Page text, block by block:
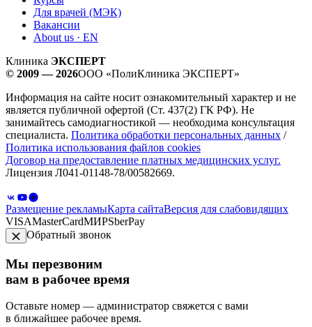
Для врачей (МЭК)
Вакансии
About us · EN
Клиника ЭКСПЕРТ
© 2009 — 2026ООО «ПолиКлиника ЭКСПЕРТ»
Информация на сайте носит ознакомительный характер и не
является публичной офертой (Ст. 437(2) ГК РФ). Не
занимайтесь самодиагностикой — необходима консультация
специалиста. Политика обработки персональных данных /
Политика использования файлов cookies
Договор на предоставление платных медицинских услуг.
Лицензия Л041-01148-78/00582669.
Размещение рекламыКарта сайтаВерсия для слабовидящих
VISAMasterCardМИРSberPay
Обратный звонок
Мы перезвоним
вам в рабочее время
Оставьте номер — администратор свяжется с вами
в ближайшее рабочее время.